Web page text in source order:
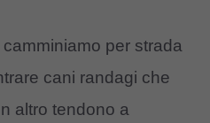
per strada
cani randagi che
altro tendono a